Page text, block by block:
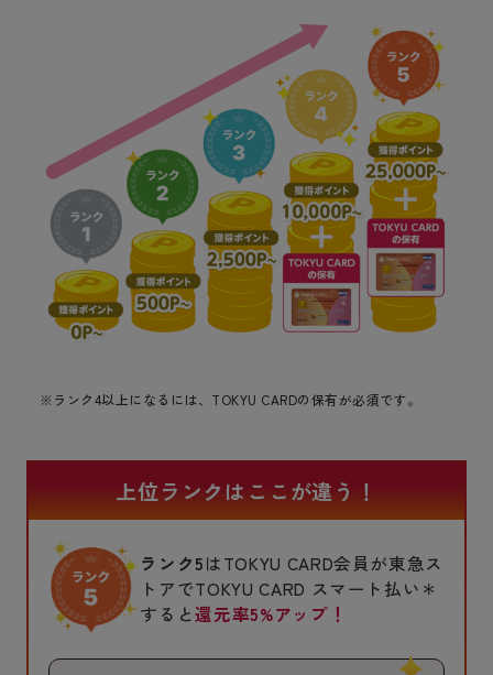
※ランク4以上になるには、TOKYU CARDの保有が必須です。
上位ランクはここが違う！
ランク5はTOKYU CARD会員が東急ス
トアでTOKYU CARD スマート払い＊
すると還元率5%アップ！